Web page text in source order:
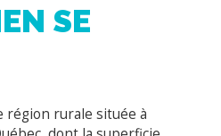
SE
région rurale située à